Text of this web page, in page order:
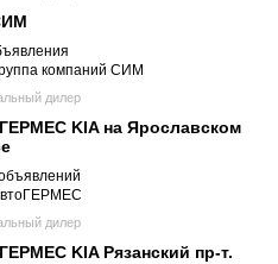
компаний СИМ
дилер
KIA на Ярославском
дилер
KIA Рязанский пр-т.